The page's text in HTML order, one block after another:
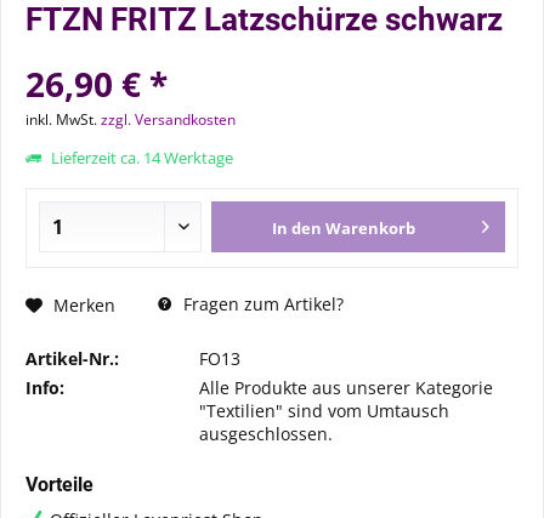
FTZN FRITZ Latzschürze schwarz
26,90 € *
inkl. MwSt.zzgl. Versandkosten
Lieferzeit ca. 14 Werktage
In den Warenkorb
Merken Fragen zum Artikel?
Artikel-Nr.:
FO13
Info:
Alle Produkte aus unserer Kategorie
"Textilien" sind vom Umtausch
ausgeschlossen.
Vorteile